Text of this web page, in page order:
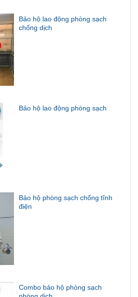
Bảo hộ lao động phòng sạch
chống dịch
Bảo hộ lao động phòng sạch
Bảo hộ phòng sạch chống tĩnh
điện
Combo bảo hộ phòng sạch